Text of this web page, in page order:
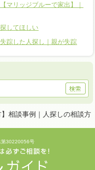
マリッジブルーで家出】｜
してほしい
踪した人探し｜親が失踪
相談事例｜人探しの相談方
第30220056号